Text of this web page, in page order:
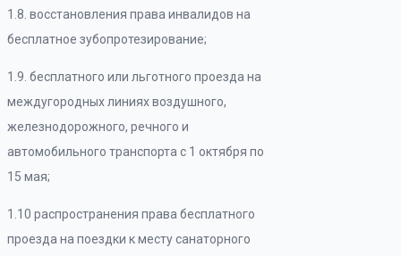
1.8. восстановления права инвалидов на
бесплатное зубопротезирование;
1.9. бесплатного или льготного проезда на
междугородных линиях воздушного,
железнодорожного, речного и
автомобильного транспорта с 1 октября по
15 мая;
1.10 распространения права бесплатного
проезда на поездки к месту санаторного